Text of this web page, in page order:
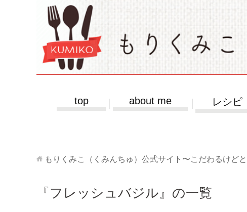
top about me レシピ
もりくみこ（くみんちゅ）公式サイト〜こだわるけど
『フレッシュバジル』の一覧